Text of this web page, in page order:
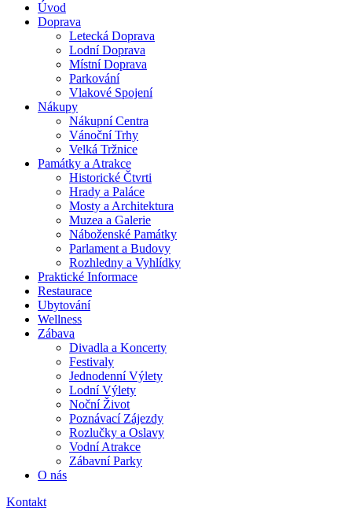
Úvod
Doprava
Letecká Doprava
Lodní Doprava
Místní Doprava
Parkování
Vlakové Spojení
Nákupy
Nákupní Centra
Vánoční Trhy
Velká Tržnice
Památky a Atrakce
Historické Čtvrti
Hrady a Paláce
Mosty a Architektura
Muzea a Galerie
Náboženské Památky
Parlament a Budovy
Rozhledny a Vyhlídky
Praktické Informace
Restaurace
Ubytování
Wellness
Zábava
Divadla a Koncerty
Festivaly
Jednodenní Výlety
Lodní Výlety
Noční Život
Poznávací Zájezdy
Rozlučky a Oslavy
Vodní Atrakce
Zábavní Parky
O nás
Kontakt